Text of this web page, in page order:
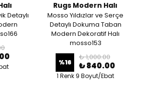
Detaylı
Rugs Modern Halı
Mosso Yıldızlar ve Serçe
Detaylı Dokuma Taban
Modern Dekoratif Halı
mosso153
%16
₺ 1,000.00
₺ 840.00
1 Renk 9 Boyut/Ebat